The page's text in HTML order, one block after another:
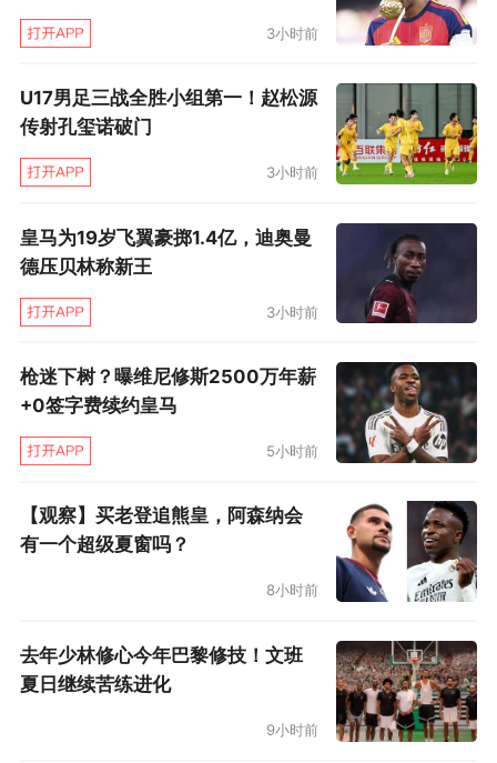
3小时前
U17男足三战全胜小组第一！赵松源
传射孔玺诺破门
3小时前
皇马为19岁飞翼豪掷1.4亿，迪奥曼
德压贝林称新王
3小时前
枪迷下树？曝维尼修斯2500万年薪
+0签字费续约皇马
5小时前
【观察】买老登追熊皇，阿森纳会
有一个超级夏窗吗？
8小时前
去年少林修心今年巴黎修技！文班
夏日继续苦练进化
9小时前